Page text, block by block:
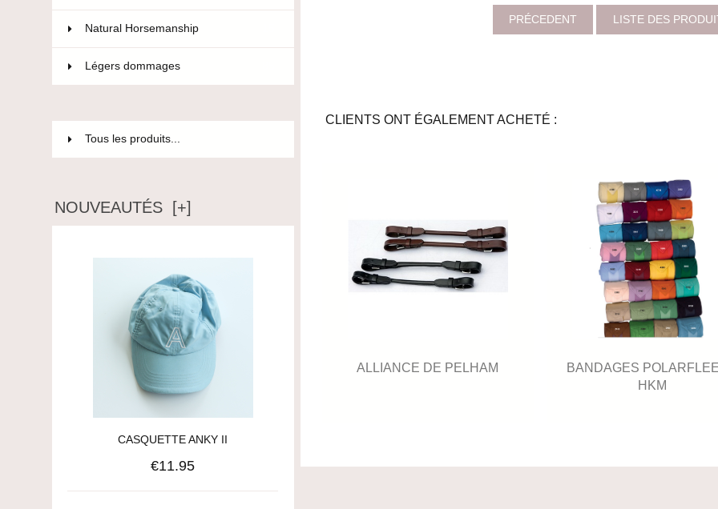
Natural Horsemanship
Légers dommages
Tous les produits...
NOUVEAUTÉS [+]
CASQUETTE ANKY II
€11.95
PRÉCEDENT LISTE DES
CLIENTS ONT ÉGALEMENT ACHETÉ :
ALLIANCE DE PELHAM
BANDAGES
HKM